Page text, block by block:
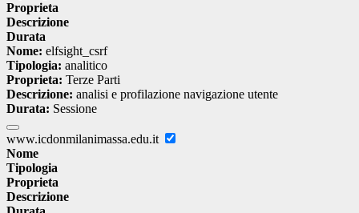
Proprieta
Descrizione
Durata
Nome: elfsight_csrf
Tipologia: analitico
Proprieta: Terze Parti
Descrizione: analisi e profilazione navigazione utente
Durata: Sessione
www.icdonmilanimassa.edu.it
Nome
Tipologia
Proprieta
Descrizione